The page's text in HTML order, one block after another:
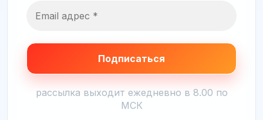
рассылка выходит ежедневно в 8.00 по
МСК